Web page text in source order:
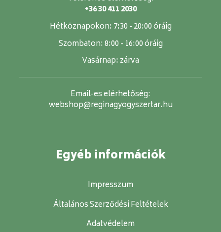
+36 30 411 2030
Hétköznapokon: 7:30 - 20:00 óráig
Szombaton:8:00 - 16:00 óráig
Vasárnap: zárva
Email-es elérhetőség:
webshop@reginagyogyszertar.hu
Egyéb információk
Impresszum
Általános Szerződési Feltételek
Adatvédelem